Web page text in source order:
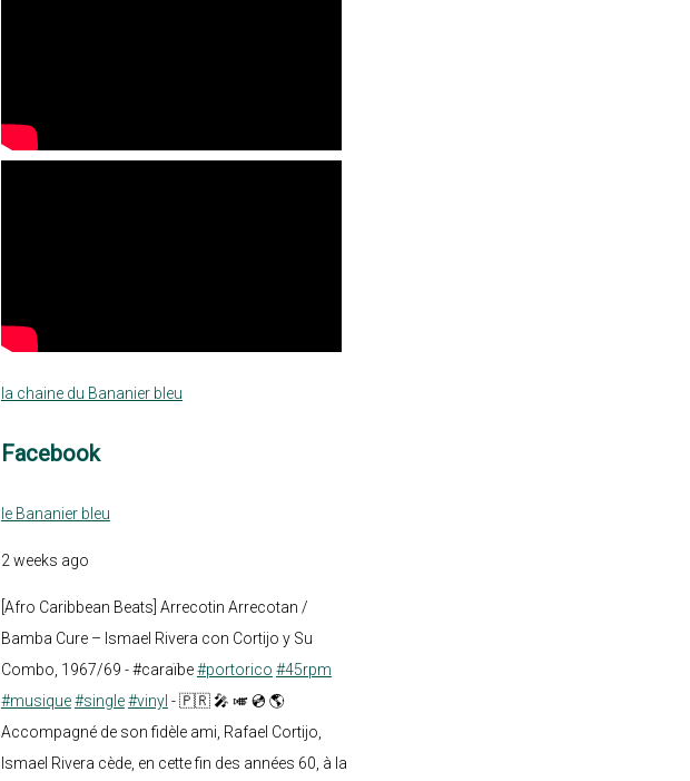
la chaine du Bananier bleu
Facebook
le Bananier bleu
2 weeks ago
[Afro Caribbean Beats] Arrecotin Arrecotan /
Bamba Cure – Ismael Rivera con Cortijo y Su
Combo, 1967/69 - #caraïbe#portorico #45rpm
#musique#single#vinyl - 🇵🇷 🎤 🎺 💿 🌎
Accompagné de son fidèle ami, Rafael Cortijo,
Ismael Rivera cède, en cette fin des années 60, à la